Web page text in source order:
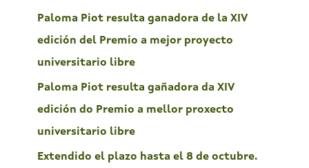
Paloma Piot resulta ganadora de la XIV
edición del Premio a mejor proyecto
universitario libre
Paloma Piot resulta gañadora da XIV
edición do Premio a mellor proxecto
universitario libre
Extendido el plazo hasta el 8 de octubre.